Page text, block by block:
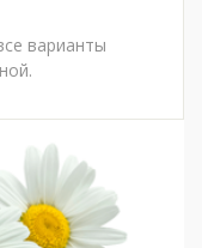
варианты